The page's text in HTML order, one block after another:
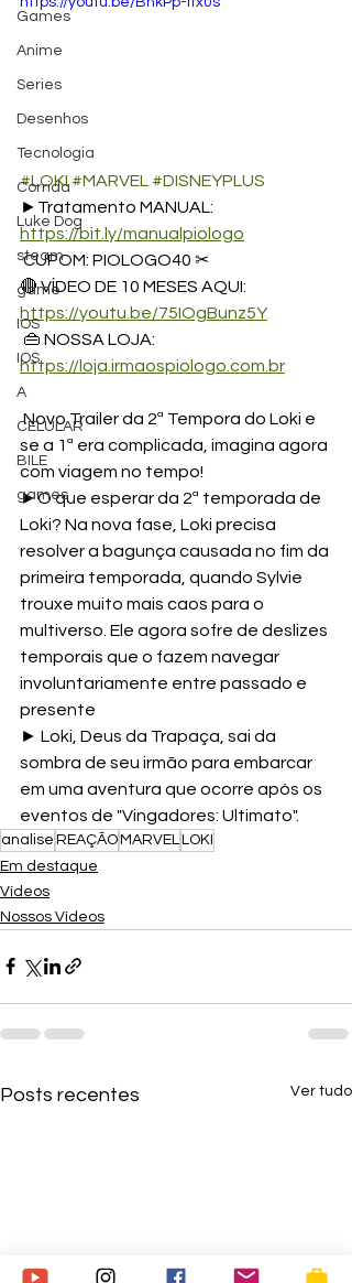
Games
Anime
Series
Desenhos
Tecnologia
Corrida
Luke Dog
steam
game
IOS
IOS
A
CELULAR
BILE
games
#LOKI #MARVEL #DISNEYPLUS
►Tratamento MANUAL:
https://bit.ly/manualpiologo
CUPOM: PIOLOGO40 ✂
🔴 VÍDEO DE 10 MESES AQUI:
https://youtu.be/75IOgBunz5Y
👜 NOSSA LOJA:
https://loja.irmaospiologo.com.br
Novo Trailer da 2ª Tempora do Loki e
se a 1ª era complicada, imagina agora
com viagem no tempo!
►O que esperar da 2ª temporada de
Loki? Na nova fase, Loki precisa
resolver a bagunça causada no fim da
primeira temporada, quando Sylvie
trouxe muito mais caos para o
multiverso. Ele agora sofre de deslizes
temporais que o fazem navegar
involuntariamente entre passado e
presente
► Loki, Deus da Trapaça, sai da
sombra de seu irmão para embarcar
em uma aventura que ocorre após os
eventos de "Vingadores: Ultimato".
analise REAÇÃOMARVEL LOKI
Em destaque
Vídeos
Nossos Vídeos
Posts recentes Ver tudo